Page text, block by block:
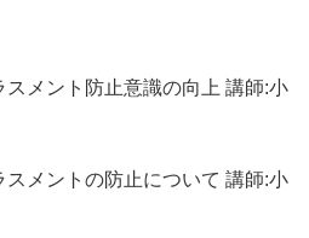
メント防止意識の向上 講師:小
メントの防止について 講師:小